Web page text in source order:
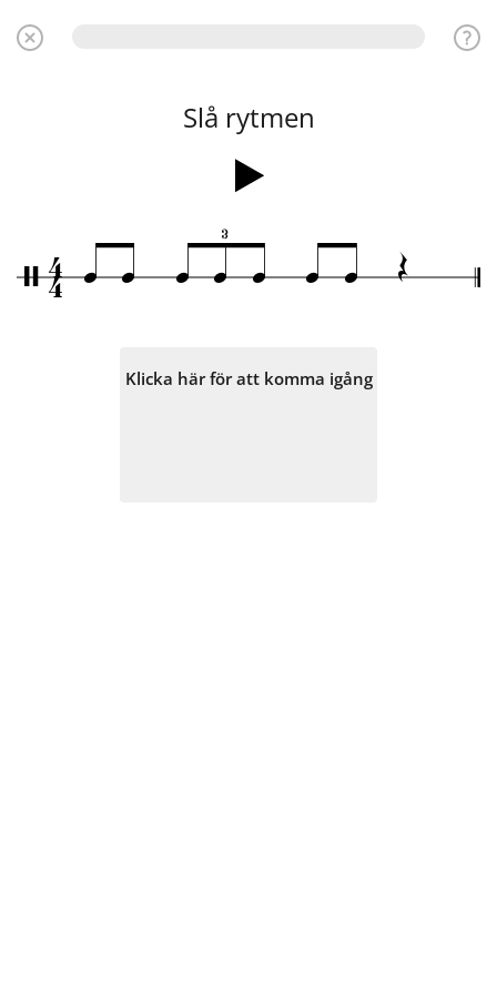
Slå rytmen
/4
4 q q q q q
3
q q Œ
Klicka här för att komma igång